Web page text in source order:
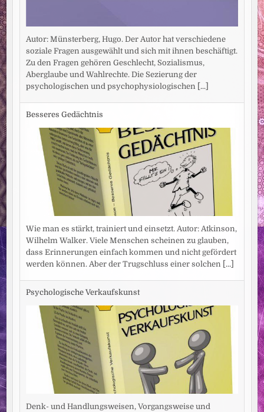
Autor: Münsterberg, Hugo. Der Autor hat verschiedene
soziale Fragen ausgewählt und sich mit ihnen beschäftigt.
Zu den Fragen gehören Geschlecht, Sozialismus,
Aberglaube und Wahlrechte. Die Sezierung der
psychologischen und psychophysiologischen [...]
Besseres Gedächtnis
Wie man es stärkt, trainiert und einsetzt. Autor: Atkinson,
Wilhelm Walker. Viele Menschen scheinen zu glauben,
dass Erinnerungen einfach kommen und nicht gefördert
werden können. Aber der Trugschluss einer solchen [...]
Psychologische Verkaufskunst
Denk- und Handlungsweisen, Vorgangsweise und